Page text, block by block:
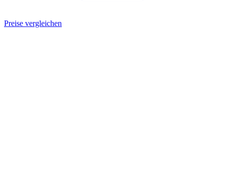
Preise vergleichen